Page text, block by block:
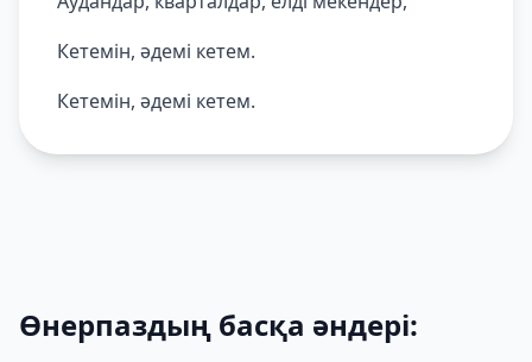
Кетемін, әдемі кетем.
Кетемін, әдемі кетем.
Өнерпаздың басқа әндері: